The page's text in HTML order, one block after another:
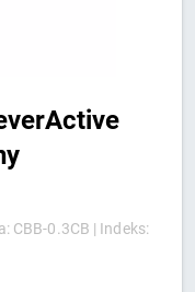
CBB-0.3CB | Indeks: